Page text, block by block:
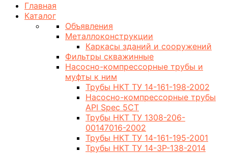
Главная
Каталог
Объявления
Металлоконструкции
Каркасы зданий и сооружений
Фильтры скважинные
Насосно-компрессорные трубы и
муфты к ним
Трубы НКТ ТУ 14-161-198-2002
Насосно-компрессорные трубы
API Spec 5CT
Трубы НКТ ТУ 1308-206-
00147016-2002
Трубы НКТ ТУ 14-161-195-2001
Трубы НКТ ТУ 14-3Р-138-2014